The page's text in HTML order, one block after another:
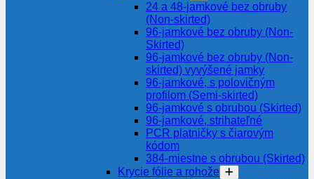
24 a 48-jamkové bez obruby
(Non-skirted)
96-jamkové bez obruby (Non-
Skirted)
96-jamkové bez obruby (Non-
skirted) vyvýšené jamky
96-jamkové, s polovičným
profilom (Semi-skirted)
96-jamkové s obrubou (Skirted)
96-jamkové, strihateľné
PCR platničky s čiarovým
kódom
384-miestne s obrubou (Skirted)
Krycie fólie a rohože